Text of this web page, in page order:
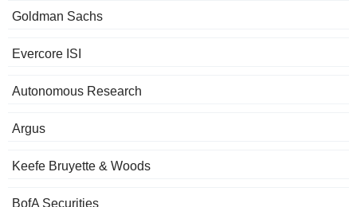
Goldman Sachs
Evercore ISI
Autonomous Research
Argus
Keefe Bruyette & Woods
BofA Securities